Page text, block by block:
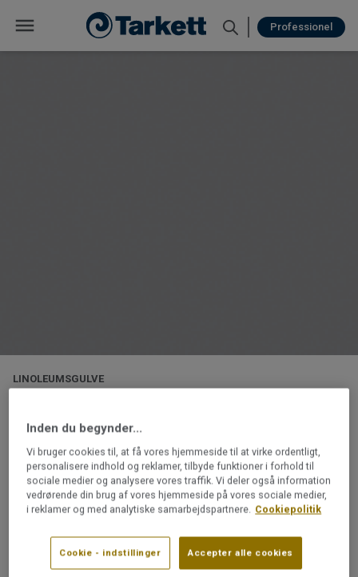
Professionel
LINOLEUMSGULVE
SILVER 103
Denne linoleums-kollektion er skabt specielt til vægge.
Brug LinoWall som en flot og slidstærk effekt på
områder med høj aktivitet som køkken, børneværelse,
entré og bryggers eller som en flot harmonisk detalje
sammen med et gulv med Etrusco, der findes i 10
farver, som passer med LinoWall.
Læs mere
Farvematchet med Etrusco
Inden du begynder...
Vi bruger cookies til, at få vores hjemmeside til at virke ordentligt,
personalisere indhold og reklamer, tilbyde funktioner i forhold til
sociale medier og analysere vores traffik. Vi deler også information
vedrørende din brug af vores hjemmeside på vores sociale medier,
i reklamer og med analytiske samarbejdspartnere. Cookiepolitik
Cookie - indstillinger Accepter alle cookies